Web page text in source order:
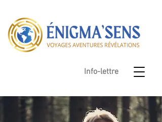
Info-lettre